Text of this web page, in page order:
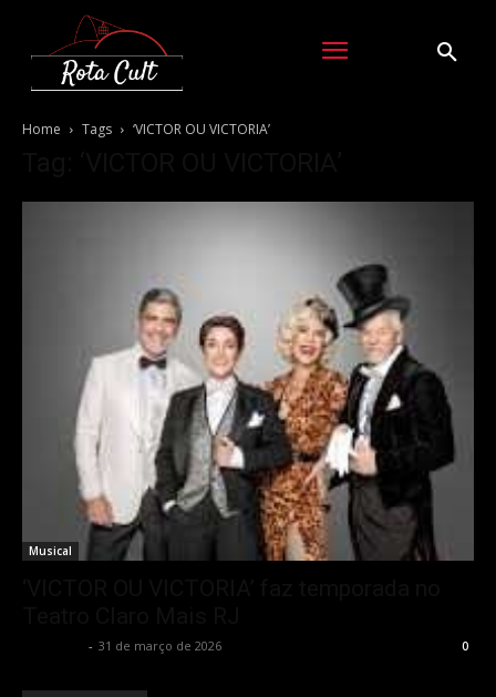
Home Tags ‘VICTOR OU VICTORIA’
Musical
- 31 de março de 2026 0